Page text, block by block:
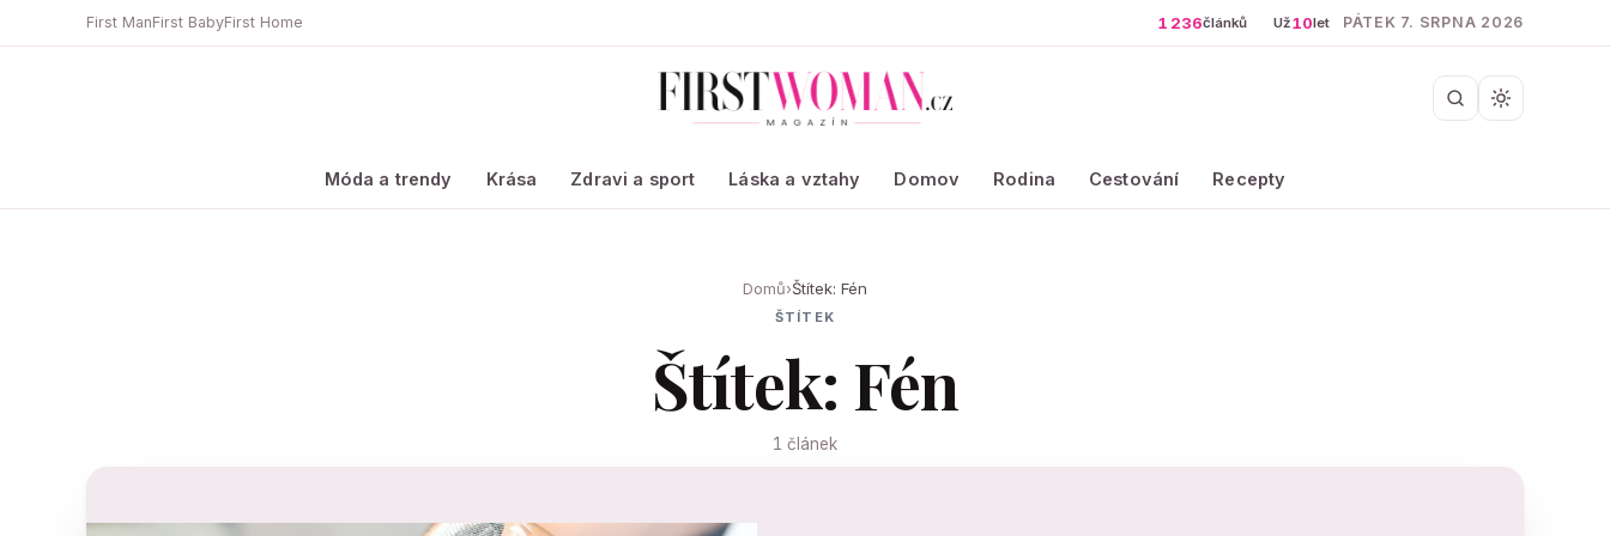
First ManFirst BabyFirst Home 1 236článků Už10let PÁTEK 7. SRPNA 2026
Móda a trendy Krása Zdravi a sport Láska a vztahy Domov Rodina Cestování Recepty
Domů›Štítek: Fén
ŠTÍTEK
Štítek: Fén
1 článek